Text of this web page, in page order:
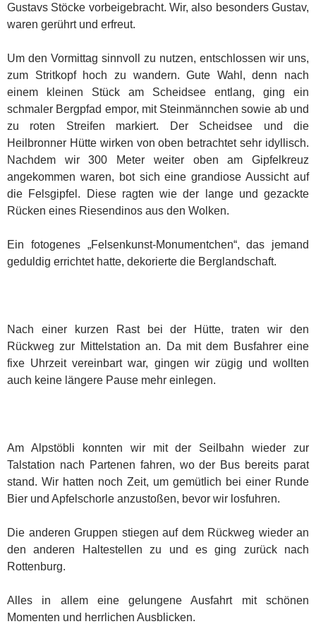
Gustavs Stöcke vorbeigebracht. Wir, also besonders Gustav,
waren gerührt und erfreut.
Um den Vormittag sinnvoll zu nutzen, entschlossen wir uns,
zum Stritkopf hoch zu wandern. Gute Wahl, denn nach
einem kleinen Stück am Scheidsee entlang, ging ein
schmaler Bergpfad empor, mit Steinmännchen sowie ab und
zu roten Streifen markiert. Der Scheidsee und die
Heilbronner Hütte wirken von oben betrachtet sehr idyllisch.
Nachdem wir 300 Meter weiter oben am Gipfelkreuz
angekommen waren, bot sich eine grandiose Aussicht auf
die Felsgipfel. Diese ragten wie der lange und gezackte
Rücken eines Riesendinos aus den Wolken.
Ein fotogenes „Felsenkunst-Monumentchen“, das jemand
geduldig errichtet hatte, dekorierte die Berglandschaft.
Nach einer kurzen Rast bei der Hütte, traten wir den
Rückweg zur Mittelstation an. Da mit dem Busfahrer eine
fixe Uhrzeit vereinbart war, gingen wir zügig und wollten
auch keine längere Pause mehr einlegen.
Am Alpstöbli konnten wir mit der Seilbahn wieder zur
Talstation nach Partenen fahren, wo der Bus bereits parat
stand. Wir hatten noch Zeit, um gemütlich bei einer Runde
Bier und Apfelschorle anzustoßen, bevor wir losfuhren.
Die anderen Gruppen stiegen auf dem Rückweg wieder an
den anderen Haltestellen zu und es ging zurück nach
Rottenburg.
Alles in allem eine gelungene Ausfahrt mit schönen
Momenten und herrlichen Ausblicken.